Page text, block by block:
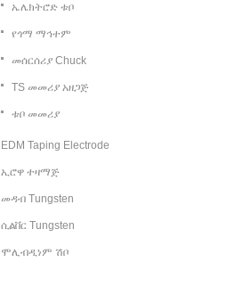
ኤሌክትሮድ ቱቦ
የጎማ ማኅተም
መሰርሰሪያ Chuck
TS መመሪያ አዘጋጅ
ቱቦ መመሪያ
EDM Taping Electrode
ኢሮዋ ተዛማጅ
መዳብ Tungsten
ሲልቨር Tungsten
ሞሊብዲነም ሽቦ